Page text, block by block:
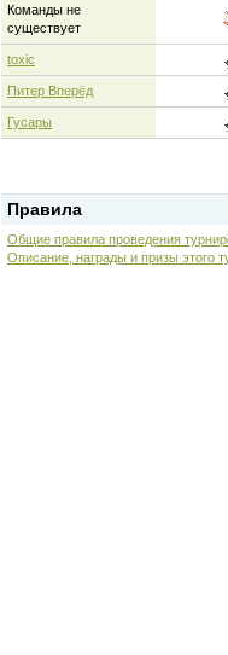
Команды не
существует
toxic
Питер Вперёд
Гусары
Правила
Общие правила проведения
Описание, награды и призы этого